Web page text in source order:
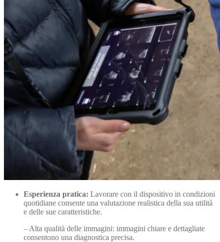
Esperienza pratica: Lavorare con il dispositivo in condizioni
quotidiane consente una valutazione realistica della sua utilità
e delle sue caratteristiche.
– Alta qualità delle immagini: immagini chiare e dettagliate
consentono una diagnostica precisa.